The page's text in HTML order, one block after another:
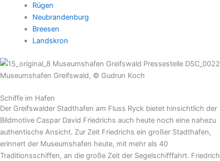
Rügen
Neubrandenburg
Breesen
Landskron
Museumshafen Greifswald, © Gudrun Koch
Schiffe im Hafen
Der Greifswalder Stadthafen am Fluss Ryck bietet hinsichtlich der
Bildmotive Caspar David Friedrichs auch heute noch eine nahezu
authentische Ansicht. Zur Zeit Friedrichs ein großer Stadthafen,
erinnert der Museumshafen heute, mit mehr als 40
Traditionsschiffen, an die große Zeit der Segelschifffahrt. Friedrich